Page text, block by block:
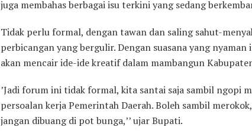
juga membahas berbagai isu terkini yang sedang
Tidak perlu formal, dengan tawan dan saling sahut-
perbicangan yang bergulir. Dengan suasana yang
akan mencair ide-ide kreatif dalam mambangun
’Jadi forum ini tidak formal, kita santai saja sambil ngopi
persoalan kerja Pemerintah Daerah. Boleh sambil
jangan dibuang di pot bunga,’’ ujar Bupati.